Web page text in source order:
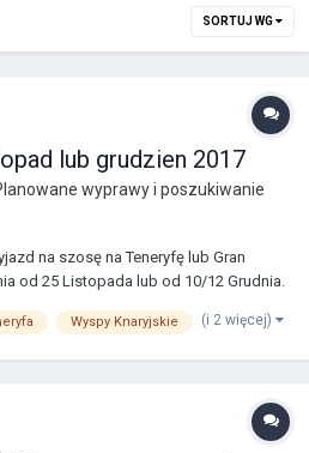
SORTUJ WG
lub grudzien 2017
wyprawy i poszukiwanie
na szosę na Teneryfę lub Gran
od 25 Listopada lub od 10/12 Grudnia.
Wyspy Knaryjskie (i 2 więcej)